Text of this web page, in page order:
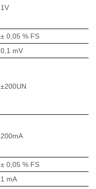
1V
± 0,05 % FS
0,1 mV
±200UN
200mA
± 0,05 % FS
1 mA